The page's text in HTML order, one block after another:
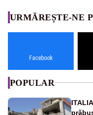
URMĂREȘTE-NE
Facebook
POPULAR